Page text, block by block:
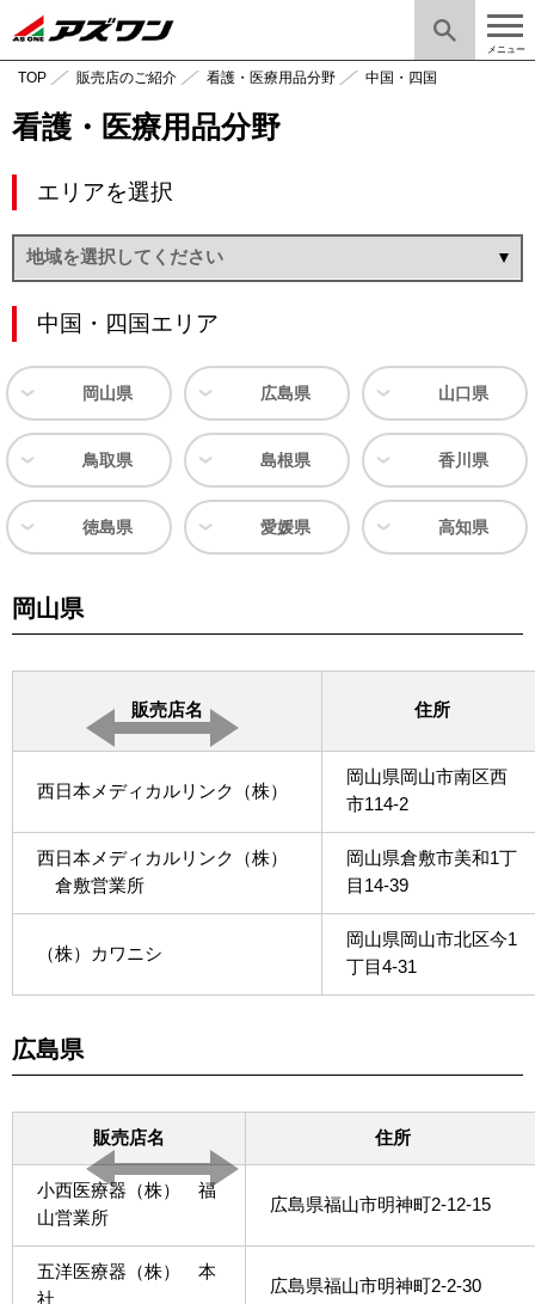
メニュー
TOP 販売店のご紹介 看護・医療用品分野 中国・四国
看護・医療用品分野
エリアを選択
中国・四国エリア
岡山県 広島県 山口県
鳥取県 島根県 香川県
徳島県 愛媛県 高知県
岡山県
販売店名 住所
西日本メディカルリンク（株）
岡山県岡山市南区西
市114-2
西日本メディカルリンク（株）
倉敷営業所
岡山県倉敷市美和1丁
目14-39
（株）カワニシ
岡山県岡山市北区今1
丁目4-31
広島県
販売店名 住所
小西医療器（株） 福
山営業所
広島県福山市明神町2-12-15
五洋医療器（株） 本
社
広島県福山市明神町2-2-30